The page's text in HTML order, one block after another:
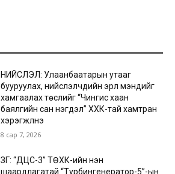
НИЙСЛЭЛ: Улаанбаатарын утааг
бууруулах, нийслэлчүүдийн эрүүл мэндийг
хамгаалах төслийг “Чингис хаан
баялгийн сан нэгдэл” ХХК-тай хамтран
хэрэгжүүлнэ
8 сар 7, 2026
ЗГ: “ДЦС-3” ТӨХК-ийн нэн
шаардлагатай “Турбингенератор-5”-ын